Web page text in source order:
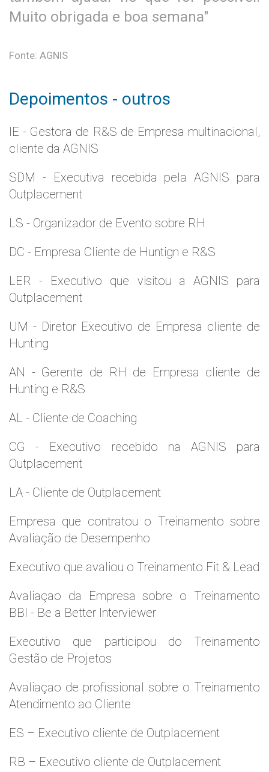
Muito obrigada e boa semana"
Fonte: AGNIS
Depoimentos - outros
IE - Gestora de R&S de Empresa multinacional,
cliente da AGNIS
SDM - Executiva recebida pela AGNIS para
Outplacement
LS - Organizador de Evento sobre RH
DC - Empresa Cliente de Huntign e R&S
LER - Executivo que visitou a AGNIS para
Outplacement
UM - Diretor Executivo de Empresa cliente de
Hunting
AN - Gerente de RH de Empresa cliente de
Hunting e R&S
AL - Cliente de Coaching
CG - Executivo recebido na AGNIS para
Outplacement
LA - Cliente de Outplacement
Empresa que contratou o Treinamento sobre
Avaliação de Desempenho
Executivo que avaliou o Treinamento Fit & Lead
Avaliaçao da Empresa sobre o Treinamento
BBI - Be a Better Interviewer
Executivo que participou do Treinamento
Gestão de Projetos
Avaliaçao de profissional sobre o Treinamento
Atendimento ao Cliente
ES – Executivo cliente de Outplacement
RB – Executivo cliente de Outplacement